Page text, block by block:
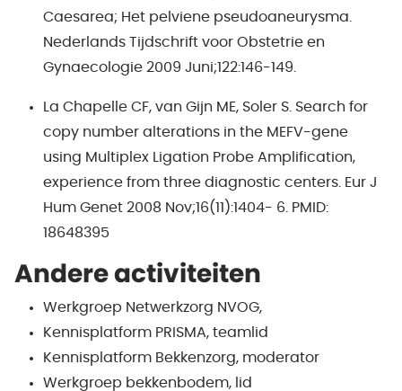
Caesarea; Het pelviene pseudoaneurysma.
Nederlands Tijdschrift voor Obstetrie en
Gynaecologie 2009 Juni;122:146-149.
La Chapelle CF, van Gijn ME, Soler S. Search for
copy number alterations in the MEFV-gene
using Multiplex Ligation Probe Amplification,
experience from three diagnostic centers. Eur J
Hum Genet 2008 Nov;16(11):1404- 6. PMID:
18648395
Andere activiteiten
Werkgroep Netwerkzorg NVOG,
Kennisplatform PRISMA, teamlid
Kennisplatform Bekkenzorg, moderator
Werkgroep bekkenbodem, lid